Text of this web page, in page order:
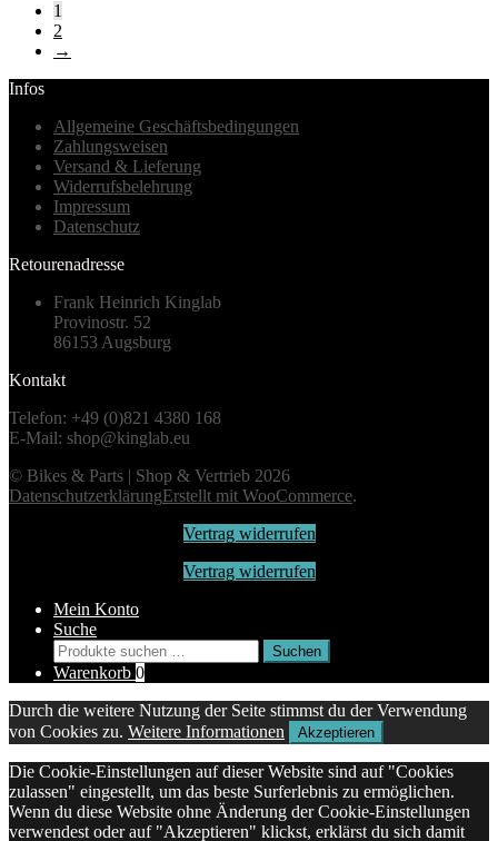
1
2
→
Infos
Allgemeine Geschäftsbedingungen
Zahlungsweisen
Versand & Lieferung
Widerrufsbelehrung
Impressum
Datenschutz
Retourenadresse
Frank Heinrich Kinglab
Provinostr. 52
86153 Augsburg
Kontakt
Telefon: +49 (0)821 4380 168
E-Mail: shop@kinglab.eu
© Bikes & Parts | Shop & Vertrieb 2026
DatenschutzerklärungErstellt mit WooCommerce.
Vertrag widerrufen
Vertrag widerrufen
Mein Konto
Suche
Suchen
nach:
Suchen
Warenkorb 0
Durch die weitere Nutzung der Seite stimmst du der Verwendung
von Cookies zu. Weitere Informationen Akzeptieren
Die Cookie-Einstellungen auf dieser Website sind auf "Cookies
zulassen" eingestellt, um das beste Surferlebnis zu ermöglichen.
Wenn du diese Website ohne Änderung der Cookie-Einstellungen
verwendest oder auf "Akzeptieren" klickst, erklärst du sich damit